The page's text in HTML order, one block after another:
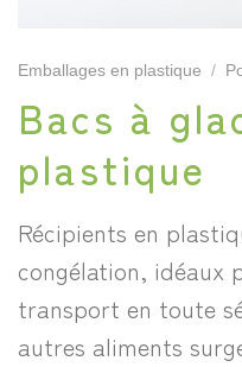
Emballages en plastique /
Bacs à
plastique
Récipients en
congélation, idéaux
transport en toute
autres aliments